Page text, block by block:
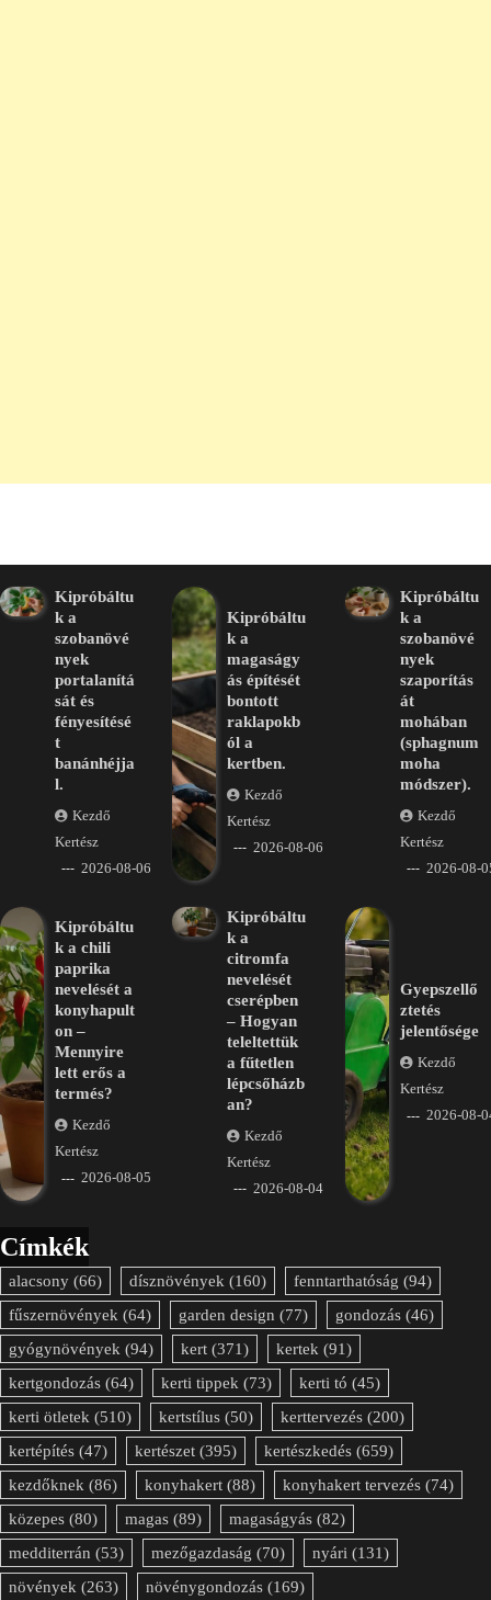
Kipróbáltu
k a
szobanövé
nyek
portalanítá
sát és
fényesítésé
t
banánhéjja
l.
Kezdő
Kertész
2026-08-06
Kipróbáltu
k a
magaságy
ás építését
bontott
raklapokb
ól a
kertben.
Kezdő
Kertész
2026-08-06
Kipróbáltu
k a
szobanövé
nyek
szaporítás
át
mohában
(sphagnum
moha
módszer).
Kezdő
Kertész
2026-08-
Kipróbáltu
k a chili
paprika
nevelését a
konyhapult
on –
Mennyire
lett erős a
termés?
Kezdő
Kertész
2026-08-05
Kipróbáltu
k a
citromfa
nevelését
cserépben
– Hogyan
teleltettük
a fűtetlen
lépcsőházb
an?
Kezdő
Kertész
2026-08-04
Gyepszellő
ztetés
jelentősége
Kezdő
Kertész
2026-08-
Címkék
alacsony (66) dísznövények (160) fenntarthatóság (94)
fűszernövények (64) garden design (77) gondozás (46)
gyógynövények (94) kert (371) kertek (91)
kertgondozás (64) kerti tippek (73) kerti tó (45)
kerti ötletek (510) kertstílus (50) kerttervezés (200)
kertépítés (47) kertészet (395) kertészkedés (659)
kezdőknek (86) konyhakert (88) konyhakert tervezés (74)
közepes (80) magas (89) magaságyás (82)
medditerrán (53) mezőgazdaság (70) nyári (131)
növények (263) növénygondozás (169)